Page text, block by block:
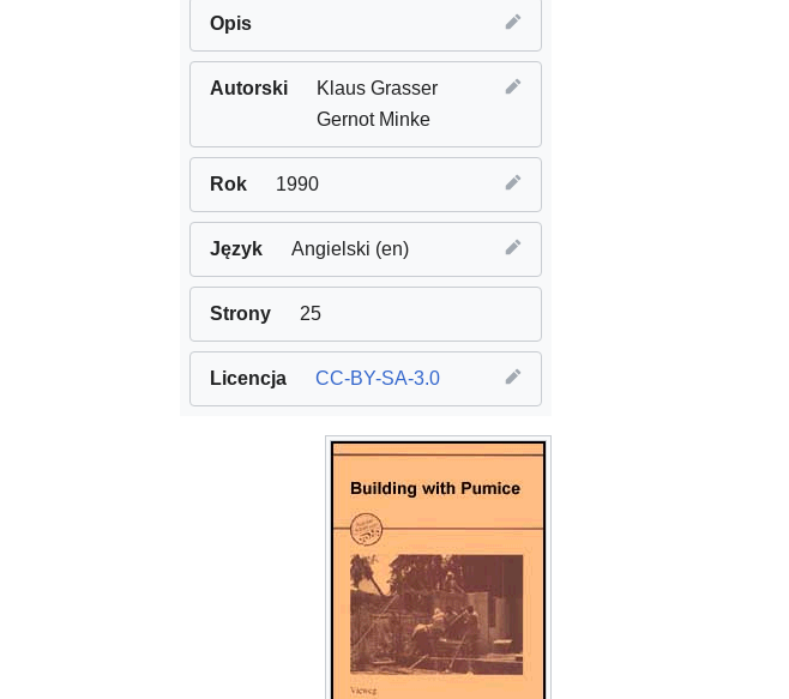
Opis
Autorski
Klaus Grasser
Gernot Minke
Rok 1990
Język Angielski (en)
Strony 25
Licencja CC-BY-SA-3.0